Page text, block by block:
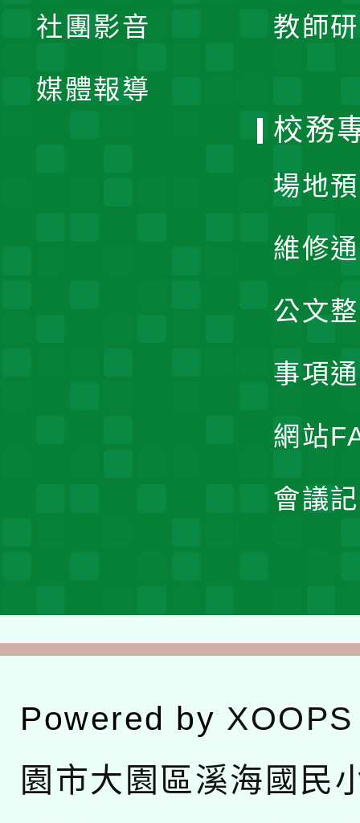
教師
社團影音
媒體報導
校務
場地
維修
公文
事項
網站
會議
Powered by XOOPS
園市大園區溪海國民